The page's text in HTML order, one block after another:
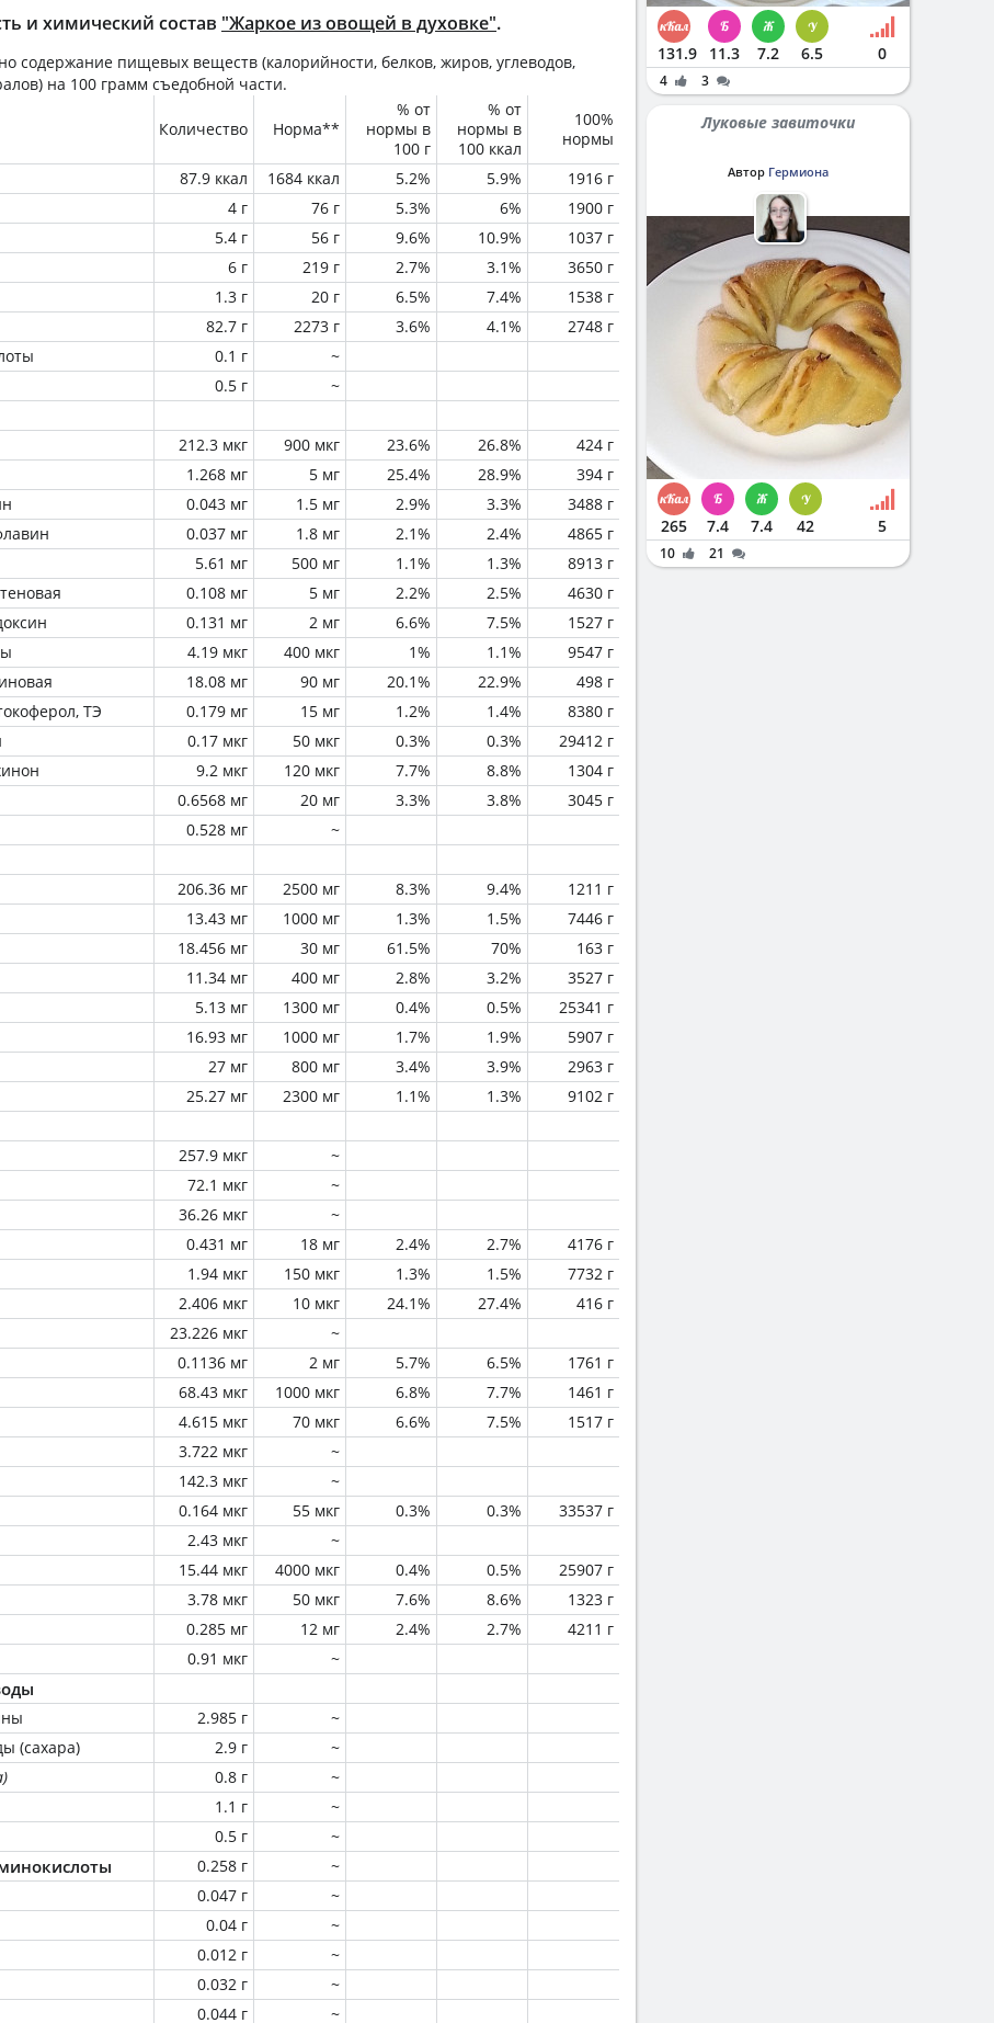
и химический состав "Жаркое из овощей в духовке".
содержание пищевых веществ (калорийности, белков, жиров, углеводов,
на 100 грамм съедобной части.
Количество Норма**
% от
нормы в
100 г
% от
нормы в
100 ккал
100%
нормы
87.9 ккал 1684 ккал 5.2% 5.9%
1916 г
4 г 76 г 5.3% 6%
1900 г
5.4 г 56 г 9.6% 10.9%
1037 г
6 г 219 г 2.7% 3.1%
3650 г
1.3 г 20 г 6.5% 7.4%
1538 г
82.7 г 2273 г 3.6% 4.1%
2748 г
0.1 г
~
0.5 г ~
212.3 мкг 900 мкг 23.6% 26.8%
424 г
1.268 мг 5 мг 25.4% 28.9%
394 г
0.043 мг 1.5 мг 2.9% 3.3%
3488 г
0.037 мг 1.8 мг 2.1% 2.4%
4865 г
5.61 мг 500 мг 1.1% 1.3%
8913 г
0.108 мг 5 мг 2.2% 2.5%
4630 г
0.131 мг 2 мг 6.6% 7.5%
1527 г
4.19 мкг 400 мкг 1% 1.1%
9547 г
18.08 мг 90 мг 20.1% 22.9%
498 г
ТЭ
0.179 мг 15 мг 1.2% 1.4%
8380 г
0.17 мкг 50 мкг 0.3% 0.3%
29412 г
9.2 мкг 120 мкг 7.7% 8.8%
1304 г
0.6568 мг 20 мг 3.3% 3.8%
3045 г
0.528 мг ~
206.36 мг 2500 мг 8.3% 9.4%
1211 г
13.43 мг 1000 мг 1.3% 1.5%
7446 г
18.456 мг 30 мг 61.5% 70%
163 г
11.34 мг 400 мг 2.8% 3.2%
3527 г
5.13 мг 1300 мг 0.4% 0.5%
25341 г
16.93 мг 1000 мг 1.7% 1.9%
5907 г
27 мг 800 мг 3.4% 3.9%
2963 г
25.27 мг 2300 мг 1.1% 1.3% 9102 г
257.9 мкг
~
72.1 мкг
~
36.26 мкг
~
0.431 мг 18 мг 2.4% 2.7%
4176 г
1.94 мкг 150 мкг 1.3% 1.5%
7732 г
2.406 мкг 10 мкг 24.1% 27.4%
416 г
23.226 мкг
~
0.1136 мг 2 мг 5.7% 6.5%
1761 г
68.43 мкг 1000 мкг 6.8% 7.7%
1461 г
4.615 мкг 70 мкг 6.6% 7.5%
1517 г
3.722 мкг
~
142.3 мкг
~
0.164 мкг 55 мкг 0.3% 0.3%
33537 г
2.43 мкг
~
15.44 мкг 4000 мкг 0.4% 0.5%
25907 г
3.78 мкг 50 мкг 7.6% 8.6%
1323 г
0.285 мг 12 мг 2.4% 2.7%
4211 г
0.91 мкг ~
2.985 г
~
(сахара)
2.9 г
~
0.8 г
~
1.1 г
~
0.5 г ~
0.258 г
~
0.047 г
~
0.04 г
~
0.012 г
~
0.032 г
~
0.044 г ~
131.9 11.3 7.2 6.5 0
4 3
Луковые завиточки
Автор Гермиона
265 7.4 7.4 42 5
10 21